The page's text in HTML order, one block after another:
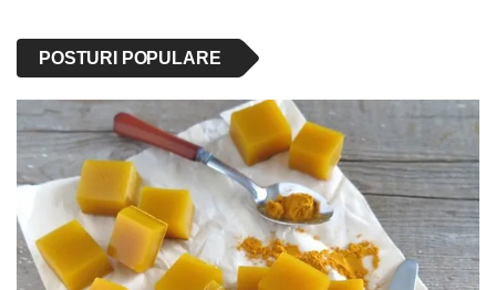
POSTURI POPULARE